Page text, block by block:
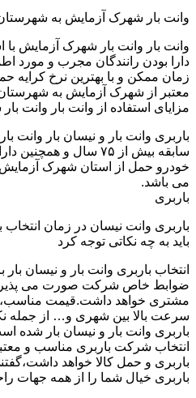
وانت بار شهرک آزمایش به
وانت بار وانت بار شهرک آزمایش با
دارا بودن رانندگان مجرب و مورد
زمان ممکن و با بهترین نرخ کرایه
معتبر از شهرک آزمایش به
مزایای استفاده از وانت بار وانت
باربری وانت بار و نیسان بار وانت
سابقه بیش از ۷۵ سال و
خودرو حمل از استان شهرک
می باشد.
باربری
باربری وانت نیسان در زمان انتخاب
باید به چه نکاتی توجه کرد
انتخاب باربری وانت بار و نیسان
ضوابط خاص شرکت صورت می
مشتری خواهد داشت.قیمت
سرعت بالا بین شهری و… از جمله
باربری وانت بار و نیسان بار شده
انتخاب شرکت باربری مناسب و
باربری و حمل کالا خواهد
باربری خیال شما را از همه جهات